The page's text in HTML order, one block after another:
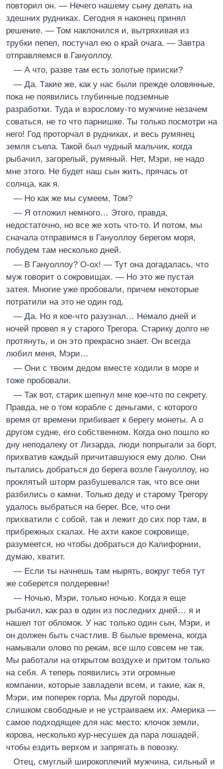
повторил он. — Нечего нашему сыну делать на
здешних рудниках. Сегодня я наконец принял
решение. — Том наклонился и, вытряхивая из
трубки пепел, постучал ею о край очага. — Завтра
отправляемся в Гануоллоу.
— А что, разве там есть золотые прииски?
— Да. Такие же, как у нас были прежде оловянные,
пока не появились глубинные подземные
разработки. Туда и взрослому-то мужчине незачем
соваться, не то что парнишке. Ты только посмотри на
него! Год проторчал в рудниках, и весь румянец
земля съела. Такой был чудный мальчик, когда
рыбачил, загорелый, румяный. Нет, Мэри, не надо
мне этого. Не будет наш сын жить, прячась от
солнца, как я.
— Но как же мы сумеем, Том?
— Я отложил немного… Этого, правда,
недостаточно, но все же хоть что-то. И потом, мы
сначала отправимся в Гануоллоу берегом моря,
побудем там несколько дней.
— В Гануоллоу? О-ох! — Тут она догадалась, что
муж говорит о сокровищах. — Но это же пустая
затея. Многие уже пробовали, причем некоторые
потратили на это не один год.
— Да. Но я кое-что разузнал… Немало дней и
ночей провел я у старого Трегора. Старику долго не
протянуть, и он это прекрасно знает. Он всегда
любил меня, Мэри…
— Они с твоим дедом вместе ходили в море и
тоже пробовали.
— Так вот, старик шепнул мне кое-что по секрету.
Правда, не о том корабле с деньгами, с которого
время от времени прибивает к берегу монеты. А о
другом судне, его собственном. Когда оно пошло ко
дну неподалеку от Лизарда, люди попрыгали за борт,
прихватив каждый причитавшуюся ему долю. Они
пытались добраться до берега возле Гануоллоу, но
проклятый шторм разбушевался так, что все они
разбились о камни. Только деду и старому Трегору
удалось выбраться на берег. Все, что они
прихватили с собой, так и лежит до сих пор там, в
прибрежных скалах. Не ахти какое сокровище,
разумеется, но чтобы добраться до Калифорнии,
думаю, хватит.
— Если ты начнешь там нырять, вокруг тебя тут
же соберется полдеревни!
— Ночью, Мэри, только ночью. Когда я еще
рыбачил, как раз в один из последних дней… я и
нашел тот обломок. У нас только один сын, Мэри, и
он должен быть счастлив. В былые времена, когда
намывали олово по рекам, все шло совсем не так.
Мы работали на открытом воздухе и притом только
на себя. А теперь появились эти огромные
компании, которые завладели всем, и такие, как я,
Мэри, им поперек горла. Мы другой породы,
слишком свободные и не устраиваем их. Америка —
самое подходящее для нас место: клочок земли,
корова, несколько кур-несушек да пара лошадей,
чтобы ездить верхом и запрягать в повозку.
Отец, смуглый широкоплечий мужчина, сильный и